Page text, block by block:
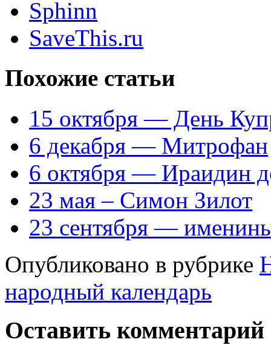
Sphinn
SaveThis.ru
Похожие статьи
15 октября — День
6 декабря — Митрофан
6 октября — Ираидин
23 мая – Симон Зилот
23 сентября —
Опубликовано в рубрике
народный календарь
Оставить комментарий